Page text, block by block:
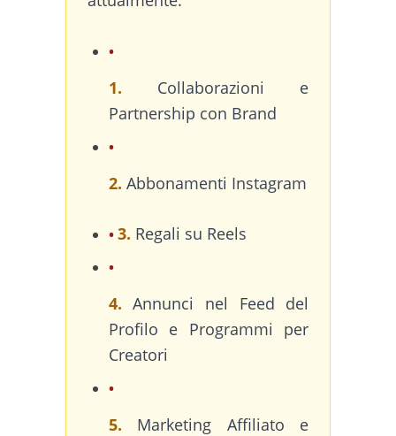
1. Collaborazioni e
Partnership con Brand
2. Abbonamenti Instagram
3. Regali su Reels
4. Annunci nel Feed del
Profilo e Programmi per
Creatori
5. Marketing Affiliato e